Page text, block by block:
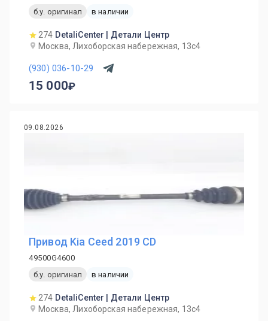
б.у. оригинал
в наличии
274 DetaliCenter | Детали Центр
Москва, Лихоборская набережная, 13с4
(930) 036-10-29
15 000
09.08.2026
Привод Kia Ceed 2019 CD
49500G4600
б.у. оригинал
в наличии
274 DetaliCenter | Детали Центр
Москва, Лихоборская набережная, 13с4